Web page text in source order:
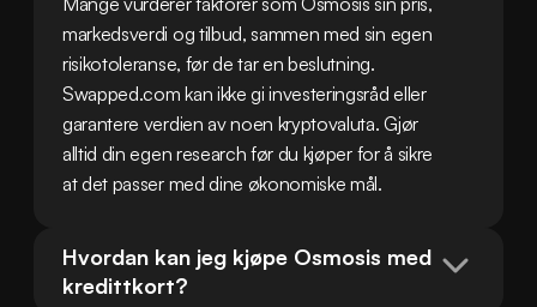
markedsverdi og tilbud, sammen med sin egen
risikotoleranse, før de tar en beslutning.
Swapped.com kan ikke gi investeringsråd eller
garantere verdien av noen kryptovaluta. Gjør
alltid din egen research før du kjøper for å sikre
at det passer med dine økonomiske mål.
Hvordan kan jeg kjøpe Osmosis med
kredittkort?